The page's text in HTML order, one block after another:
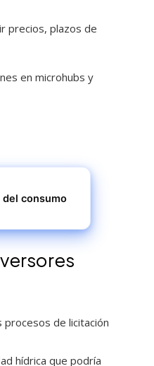
precios, plazos de
en microhubs y
consumo
procesos de licitación
hídrica que podría